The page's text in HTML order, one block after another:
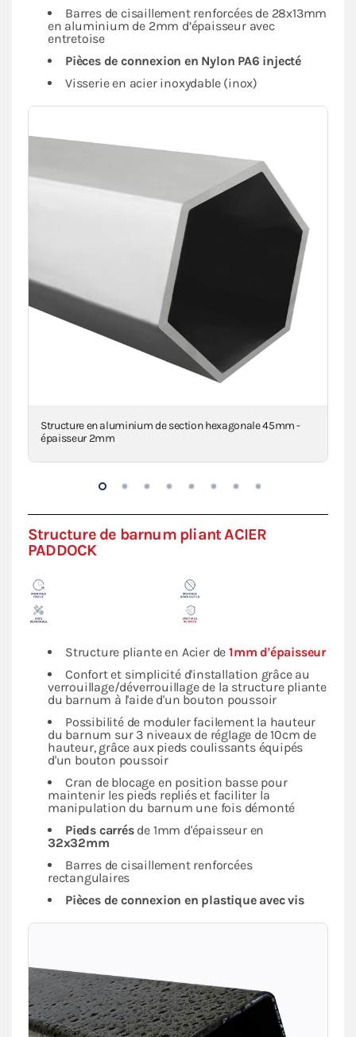
Barres de cisaillement renforcées de 28x13mm
en aluminium de 2mm d’épaisseur avec
entretoise
Pièces de connexion en Nylon PA6 injecté
Visserie en acier inoxydable (inox)
Structure en aluminium de section hexagonale 45mm -
épaisseur 2mm
Structure de barnum pliant ACIER
PADDOCK
Structure pliante en Acier de 1mm d'épaisseur
Confort et simplicité d'installation grâce au
verrouillage/déverrouillage de la structure pliante
du barnum à l'aide d'un bouton poussoir
Possibilité de moduler facilement la hauteur
du barnum sur 3 niveaux de réglage de 10cm de
hauteur, grâce aux pieds coulissants équipés
d'un bouton poussoir
Cran de blocage en position basse pour
maintenir les pieds repliés et faciliter la
manipulation du barnum une fois démonté
Pieds carrésde 1mm d'épaisseur en
32x32mm
Barres de cisaillement renforcées
rectangulaires
Pièces de connexion en plastique avec vis